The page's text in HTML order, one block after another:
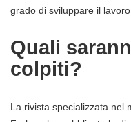
grado di sviluppare il
Quali
colpiti?
La rivista specializzata nel